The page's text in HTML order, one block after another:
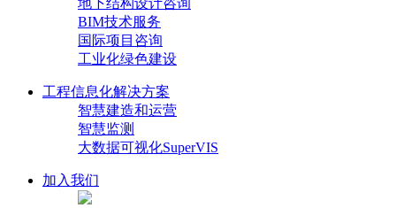
BIM技术服务
国际项目咨询
工业化绿色建设
工程信息化解决方案
智慧建造和运营
智慧监测
大数据可视化SuperVIS
加入我们